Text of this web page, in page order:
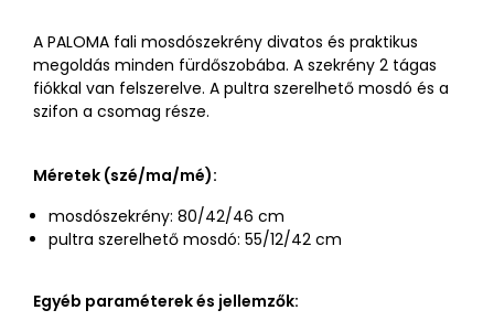
A PALOMA fali mosdószekrény divatos és praktikus
megoldás minden fürdőszobába. A szekrény 2 tágas
fiókkal van felszerelve. A pultra szerelhető mosdó és a
szifon a csomag része.
Méretek (szé/ma/mé):
mosdószekrény: 80/42/46 cm
pultra szerelhető mosdó: 55/12/42 cm
Egyéb paraméterek és jellemzők: